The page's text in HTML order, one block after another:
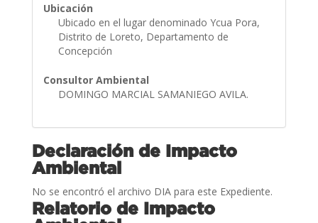
Ubicación
Ubicado en el lugar denominado Ycua Pora,
Distrito de Loreto, Departamento de
Concepción
Consultor Ambiental
DOMINGO MARCIAL SAMANIEGO AVILA.
Declaración de Impacto
Ambiental
No se encontró el archivo DIA para este Expediente.
Relatorio de Impacto